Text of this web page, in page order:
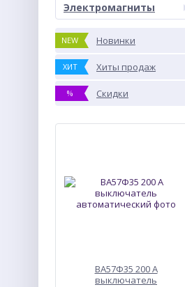
Электромагниты
NEW Новинки
ХИТ Хиты продаж
% Скидки
ВА57Ф35 200 А
выключатель